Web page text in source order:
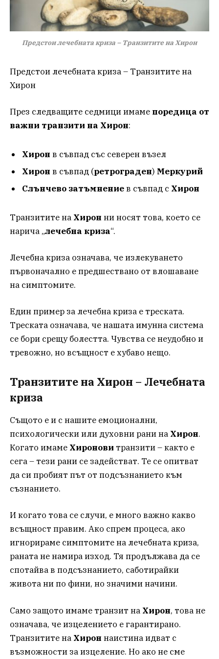
Предстои лечебната криза – Транзитите на Хирон
Предстои лечебната криза – Транзитите на
Хирон
През следващите седмици имаме поредица от
важни транзити на Хирон:
Хирон в съвпад със северен възел
Хирон в съвпад (ретрограден) Меркурий
Слънчево затъмнениев съвпад с Хирон
Транзитите на Хирон ни носят това, което се
нарича „лечебна криза“.
Лечебна криза означава, че излекуването
първоначално е предшествано от влошаване
на симптомите.
Един пример за лечебна криза е треската.
Треската означава, че нашата имунна система
се бори срещу болестта. Чувства се неудобно и
тревожно, но всъщност е хубаво нещо.
Транзитите на Хирон – Лечебната
криза
Същото е и с нашите емоционални,
психологически или духовни рани на Хирон.
Когато имаме Хиронови транзити – както е
сега – тези рани се задействат. Те се опитват
да си пробият път от подсъзнанието към
съзнанието.
И когато това се случи, е много важно какво
всъщност правим. Ако спрем процеса, ако
игнорираме симптомите на лечебната криза,
раната не намира изход. Тя продължава да се
спотайва в подсъзнанието, саботирайки
живота ни по фини, но значими начини.
Само защото имаме транзит на Хирон, това не
означава, че изцелението е гарантирано.
Транзитите на Хирон наистина идват с
възможности за изцеление. Но ако не сме